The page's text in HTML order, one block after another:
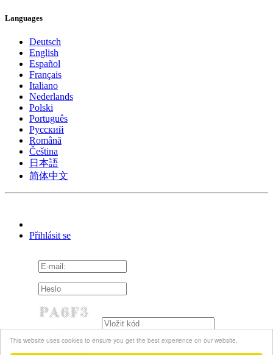
This website uses cookies to ensure you get the best experience on our website.
Languages
Deutsch
English
Español
Français
Italiano
Nederlands
Polski
Português
Pусский
Română
Čeština
日本語
简体中文
Přihlásit se
Pamatuj si mě